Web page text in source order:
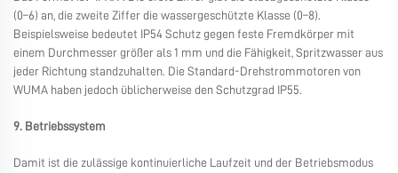
(0–6) an, die zweite Ziffer die wassergeschützte Klasse (0–8).
Beispielsweise bedeutet IP54 Schutz gegen feste Fremdkörper mit
einem Durchmesser größer als 1 mm und die Fähigkeit, Spritzwasser aus
jeder Richtung standzuhalten. Die Standard-Drehstrommotoren von
WUMA haben jedoch üblicherweise den Schutzgrad IP55.
9. Betriebssystem
Damit ist die zulässige kontinuierliche Laufzeit und der Betriebsmodus